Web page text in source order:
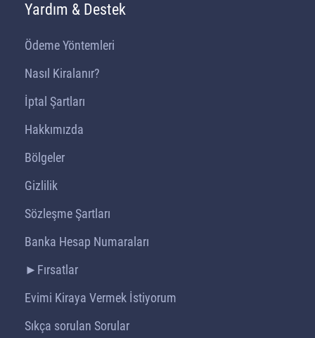
Yardım & Destek
Ödeme Yöntemleri
Nasıl Kiralanır?
İptal Şartları
Hakkımızda
Bölgeler
Gizlilik
Sözleşme Şartları
Banka Hesap Numaraları
►Fırsatlar
Evimi Kiraya Vermek İstiyorum
Sıkça sorulan Sorular